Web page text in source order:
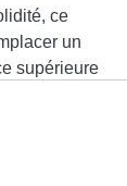
ce
un
supérieure
cela s'intègre